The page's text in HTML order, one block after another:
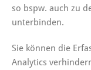
so bspw. auch zu
unterbinden.
Sie können die
Analytics